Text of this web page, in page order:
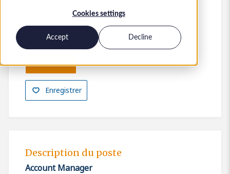
Cookies settings
Accept Decline
Niveau:Senior
Enregistrer
Postuler
Description du poste
Account Manager